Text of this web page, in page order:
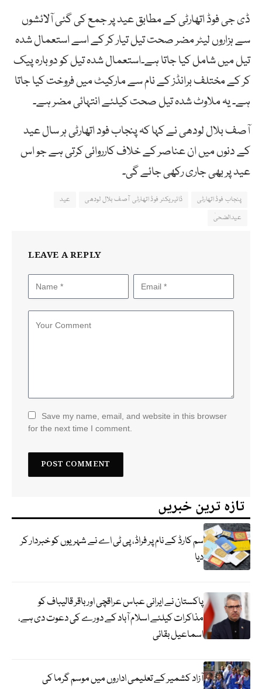
ڈی جی فوڈ اتھارٹی کے مطابق عید پر جمع کی گئی آلائشوں
سے ہزاروں لیٹر مضر صحت تیل تیار کر کے اسے استعمال شدہ
تیل میں شامل کیا جاتا ہے۔استعمال شدہ تیل کو دوبارہ پیک
کر کے مختلف برانڈز کے نام سے مارکیٹ میں فروخت کیا جاتا
ہے۔ یہ ملاوٹ شدہ تیل صحت کیلئے انتہائی مضر ہے۔
آصف بلال لودھی نے کہا کہ پنجاب فود اتھارٹی ہر سال عید
کے دنوں میں ان عناصر کے خلاف کارروائی کرتی ہے جو اس
عید پر بھی جاری رکھی جائے گی۔
پنجاب فوڈ اتھارٹی ڈائیریکٹر فوڈ اتھارٹی آصف بلال لودھی
عید
عیدالضحیٰ
LEAVE A REPLY
Save my name, email, and website in this browser
for the next time I comment.
تازہ ترین خبریں
سم کارڈ کے نام پر فراڈ، پی ٹی اے نے شہریوں کو خبردار کر
دیا
پاکستان نے ایرانی عباس عراقچی اورباقر قالیباف کو
مذاکرات کیلئے اسلام آباد کے دورے کی دعوت دی ہے،
اسماعیل بقائی
آزاد کشمیر کے تعلیمی اداروں میں موسم گرما کی